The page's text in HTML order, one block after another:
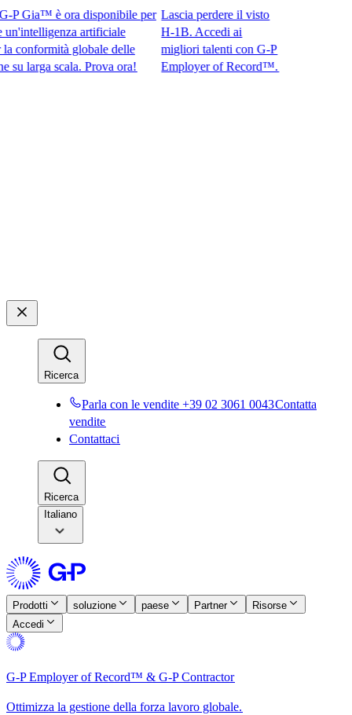
è ora disponibile per
artificiale
globale delle
scala. Prova ora!​​
Lascia perdere il visto
H-1B. Accedi ai
migliori talenti con G-P
Employer of Record™.​​
Ricerca​​
Parla con le vendite +39 02 3061 0043​​Contatta
vendite​​
Contattaci​​
Ricerca​​
Italiano
Prodotti​​ soluzione​​ paese​​ Partner​​
Risorse​​
Accedi​​
G-P Employer of Record™ & G-P Contractor​​
Ottimizza la gestione della forza lavoro globale.​​